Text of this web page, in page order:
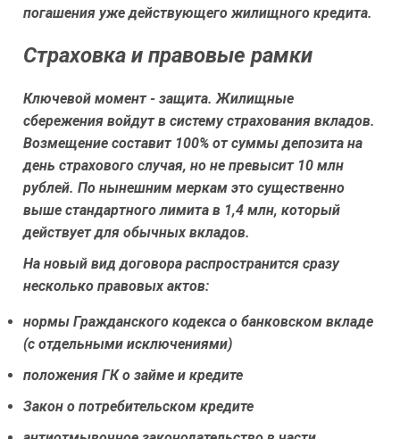
погашения уже действующего жилищного кредита.
Страховка и правовые рамки
Ключевой момент - защита. Жилищные
сбережения войдут в систему страхования вкладов.
Возмещение составит 100% от суммы депозита на
день страхового случая, но не превысит 10 млн
рублей. По нынешним меркам это существенно
выше стандартного лимита в 1,4 млн, который
действует для обычных вкладов.
На новый вид договора распространится сразу
несколько правовых актов:
нормы Гражданского кодекса о банковском вкладе
(с отдельными исключениями)
положения ГК о займе и кредите
Закон о потребительском кредите